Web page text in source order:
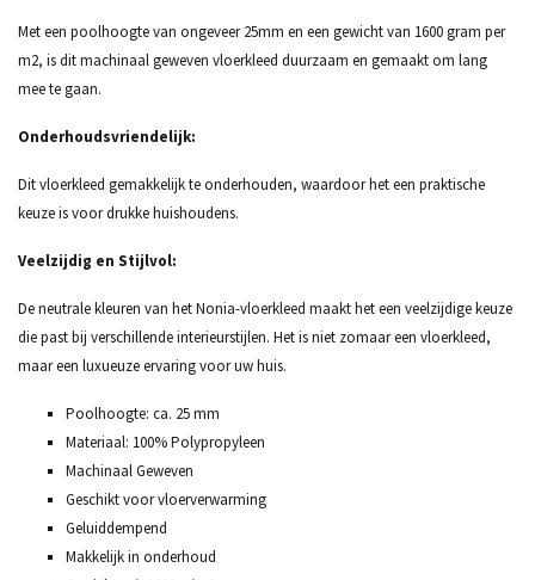
Met een poolhoogte van ongeveer 25mm en een gewicht van 1600 gram per
m2, is dit machinaal geweven vloerkleed duurzaam en gemaakt om lang
mee te gaan.
Onderhoudsvriendelijk:
Dit vloerkleed gemakkelijk te onderhouden, waardoor het een praktische
keuze is voor drukke huishoudens.
Veelzijdig en Stijlvol:
De neutrale kleuren van het Nonia-vloerkleed maakt het een veelzijdige keuze
die past bij verschillende interieurstijlen. Het is niet zomaar een vloerkleed,
maar een luxueuze ervaring voor uw huis.
Poolhoogte: ca. 25 mm
Materiaal: 100% Polypropyleen
Machinaal Geweven
Geschikt voor vloerverwarming
Geluiddempend
Makkelijk in onderhoud